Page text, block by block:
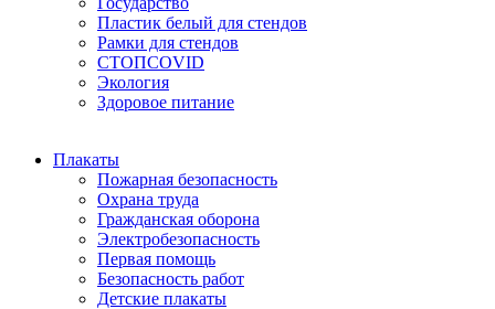
Пластик белый для стендов
Рамки для стендов
СТОПCOVID
Экология
Здоровое питание
Плакаты
Пожарная безопасность
Охрана труда
Гражданская оборона
Электробезопасность
Первая помощь
Безопасность работ
Детские плакаты